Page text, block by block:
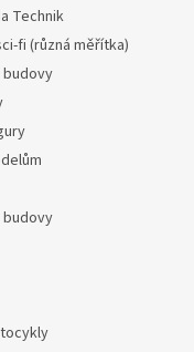
Technik
fi (různá měřítka)
budovy
budovy